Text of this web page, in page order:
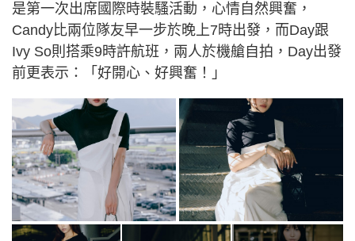
是第一次出席國際時裝騷活動，心情自然興奮，
Candy比兩位隊友早一步於晚上7時出發，而Day跟
Ivy So則搭乘9時許航班，兩人於機艙自拍，Day出發
前更表示：「好開心、好興奮！」